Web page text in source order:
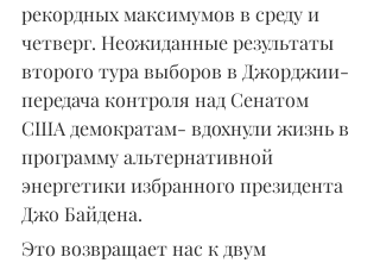
рекордных максимумов в среду и
четверг. Неожиданные результаты
второго тура выборов в Джорджии-
передача контроля над Сенатом
США демократам- вдохнули жизнь в
программу альтернативной
энергетики избранного президента
Джо Байдена.
Это возвращает нас к двум